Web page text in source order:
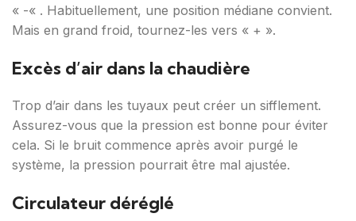
« -« . Habituellement, une position médiane convient.
Mais en grand froid, tournez-les vers « + ».
Excès d’air dans la chaudière
Trop d’air dans les tuyaux peut créer un sifflement.
Assurez-vous que la pression est bonne pour éviter
cela. Si le bruit commence après avoir purgé le
système, la pression pourrait être mal ajustée.
Circulateur déréglé